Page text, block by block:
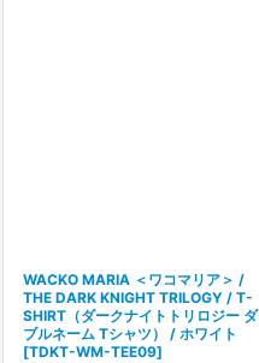
WACKO MARIA ＜ワコマリア＞ /
THE DARK KNIGHT TRILOGY / T-
SHIRT（ダークナイトトリロジー ダ
ブルネーム Tシャツ） / ホワイト
[TDKT-WM-TEE09]